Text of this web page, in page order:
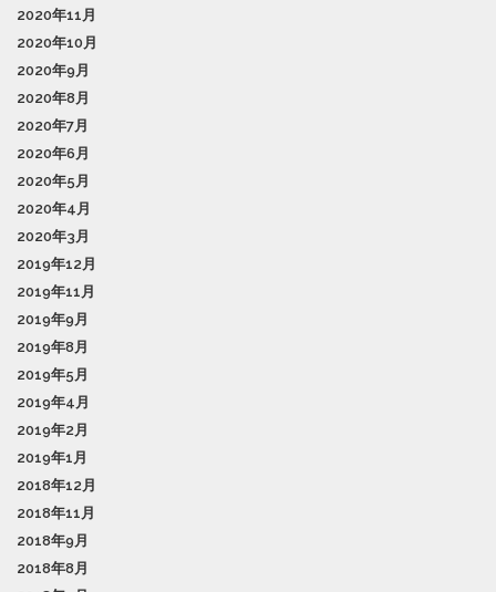
2020年11月
2020年10月
2020年9月
2020年8月
2020年7月
2020年6月
2020年5月
2020年4月
2020年3月
2019年12月
2019年11月
2019年9月
2019年8月
2019年5月
2019年4月
2019年2月
2019年1月
2018年12月
2018年11月
2018年9月
2018年8月